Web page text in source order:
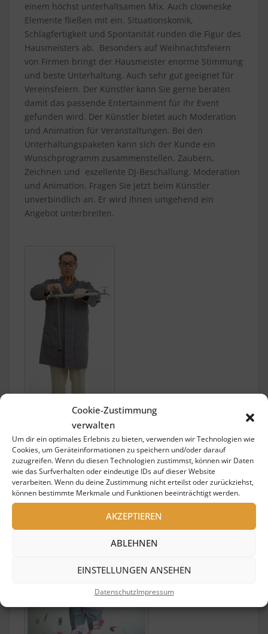
Cookie-Zustimmung
verwalten
Um dir ein optimales Erlebnis zu bieten, verwenden wir Technologien wie
Cookies, um Geräteinformationen zu speichern und/oder darauf
zuzugreifen. Wenn du diesen Technologien zustimmst, können wir Daten
wie das Surfverhalten oder eindeutige IDs auf dieser Website
verarbeiten. Wenn du deine Zustimmung nicht erteilst oder zurückziehst,
können bestimmte Merkmale und Funktionen beeinträchtigt werden.
AKZEPTIEREN
ABLEHNEN
EINSTELLUNGEN ANSEHEN
DatenschutzImpressum
einem höchst unterhaltsamen Mix. Auch clowneske
Elemente fließen mit ein. Situationskomik,
Schlagfertigkeit und Spontanität runden die Figur des
Hausmeisters ab. Besonders auf Weihnachtsfeiern
von Firmen bringt der Hausmeister enorme Stimmung
und beste Unterhaltung. Auch sehr gut geeignet für
Vereinsfeiern. Der Künstler kann Sie gerne beraten
damit das passende Entertainment für Ihr Event
gefunden wird. Der Künstler bietet auch Moderation
und Animation für Veranstaltungen. Bei den
Unterhaltungspaketen kann sich der Kunde ein
Wunschprogramm zusammenstellen. Zaubern,
Zeichnen und exzellente DJ-Beschallung. Moderation
und Animation. Fragen Sie jetzt beim Künstler
unverbindlich an. Er wird Ihnen umgehend ein
Angebot unterbreiten.
Showkünstler in
Darmstadt
Hausmeister
Heinz